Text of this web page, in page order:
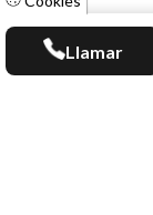
Llamar